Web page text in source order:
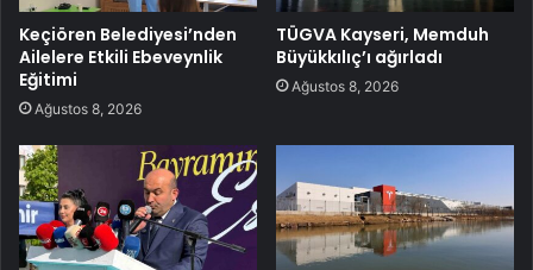
Keçiören Belediyesi’nden
Ailelere Etkili Ebeveynlik
Eğitimi
Ağustos 8, 2026
TÜGVA Kayseri, Memduh
Büyükkılıç’ı ağırladı
Ağustos 8, 2026